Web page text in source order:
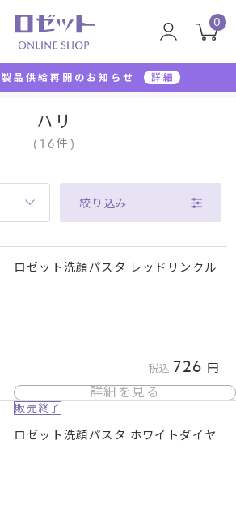
0
品供給再開のお知らせ 詳細
ハリ
( 16件 )
絞り込み
ロゼット洗顔パスタ レッドリンクル
税込 726
詳細を見る
販売終了
ロゼット洗顔パスタ ホワイトダイヤ